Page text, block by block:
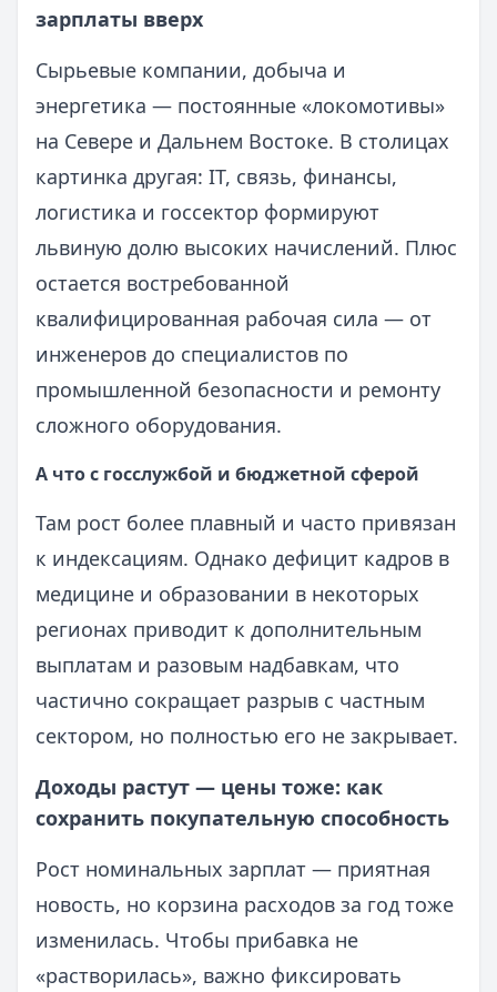
зарплаты вверх
Сырьевые компании, добыча и
энергетика — постоянные «локомотивы»
на Севере и Дальнем Востоке. В столицах
картинка другая: IT, связь, финансы,
логистика и госсектор формируют
львиную долю высоких начислений. Плюс
остается востребованной
квалифицированная рабочая сила — от
инженеров до специалистов по
промышленной безопасности и ремонту
сложного оборудования.
А что с госслужбой и бюджетной сферой
Там рост более плавный и часто привязан
к индексациям. Однако дефицит кадров в
медицине и образовании в некоторых
регионах приводит к дополнительным
выплатам и разовым надбавкам, что
частично сокращает разрыв с частным
сектором, но полностью его не закрывает.
Доходы растут — цены тоже: как
сохранить покупательную способность
Рост номинальных зарплат — приятная
новость, но корзина расходов за год тоже
изменилась. Чтобы прибавка не
«растворилась», важно фиксировать